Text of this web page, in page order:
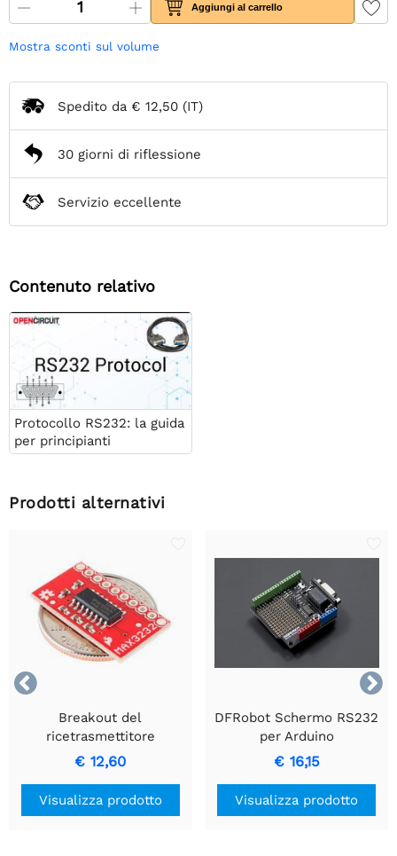
Aggiungi al carrello
Mostra sconti sul volume
Spedito da € 12,50 (IT)
30 giorni di riflessione
Servizio eccellente
Contenuto relativo
Protocollo RS232: la guida
per principianti
Prodotti alternativi


Breakout del
ricetrasmettitore
SparkFun - MAX3232
€ 12,60
Visualizza prodotto
DFRobot Schermo RS232
per Arduino
€ 16,15
Visualizza prodotto